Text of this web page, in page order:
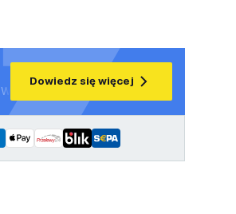
Wsparcie projektowe i plany oświetleniowe
Dowiedz się więcej